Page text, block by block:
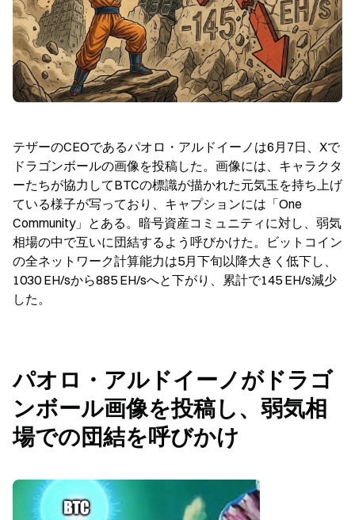
テザーのCEOであるパオロ・アルドイーノは6月7日、Xで
ドラゴンボールの画像を投稿した。画像には、キャラクタ
ーたちが協力してBTCの標識が描かれた元気玉を持ち上げ
ている様子が写っており、キャプションには「One
Community」とある。暗号資産コミュニティに対し、弱気
相場の中で互いに団結するよう呼びかけた。ビットコイン
の全ネットワーク計算能力は5月下旬以降大きく低下し、
1030 EH/sから885 EH/sへと下がり、累計で145 EH/s減少
した。
パオロ・アルドイーノがドラゴ
ンボール画像を投稿し、弱気相
場での団結を呼びかけ